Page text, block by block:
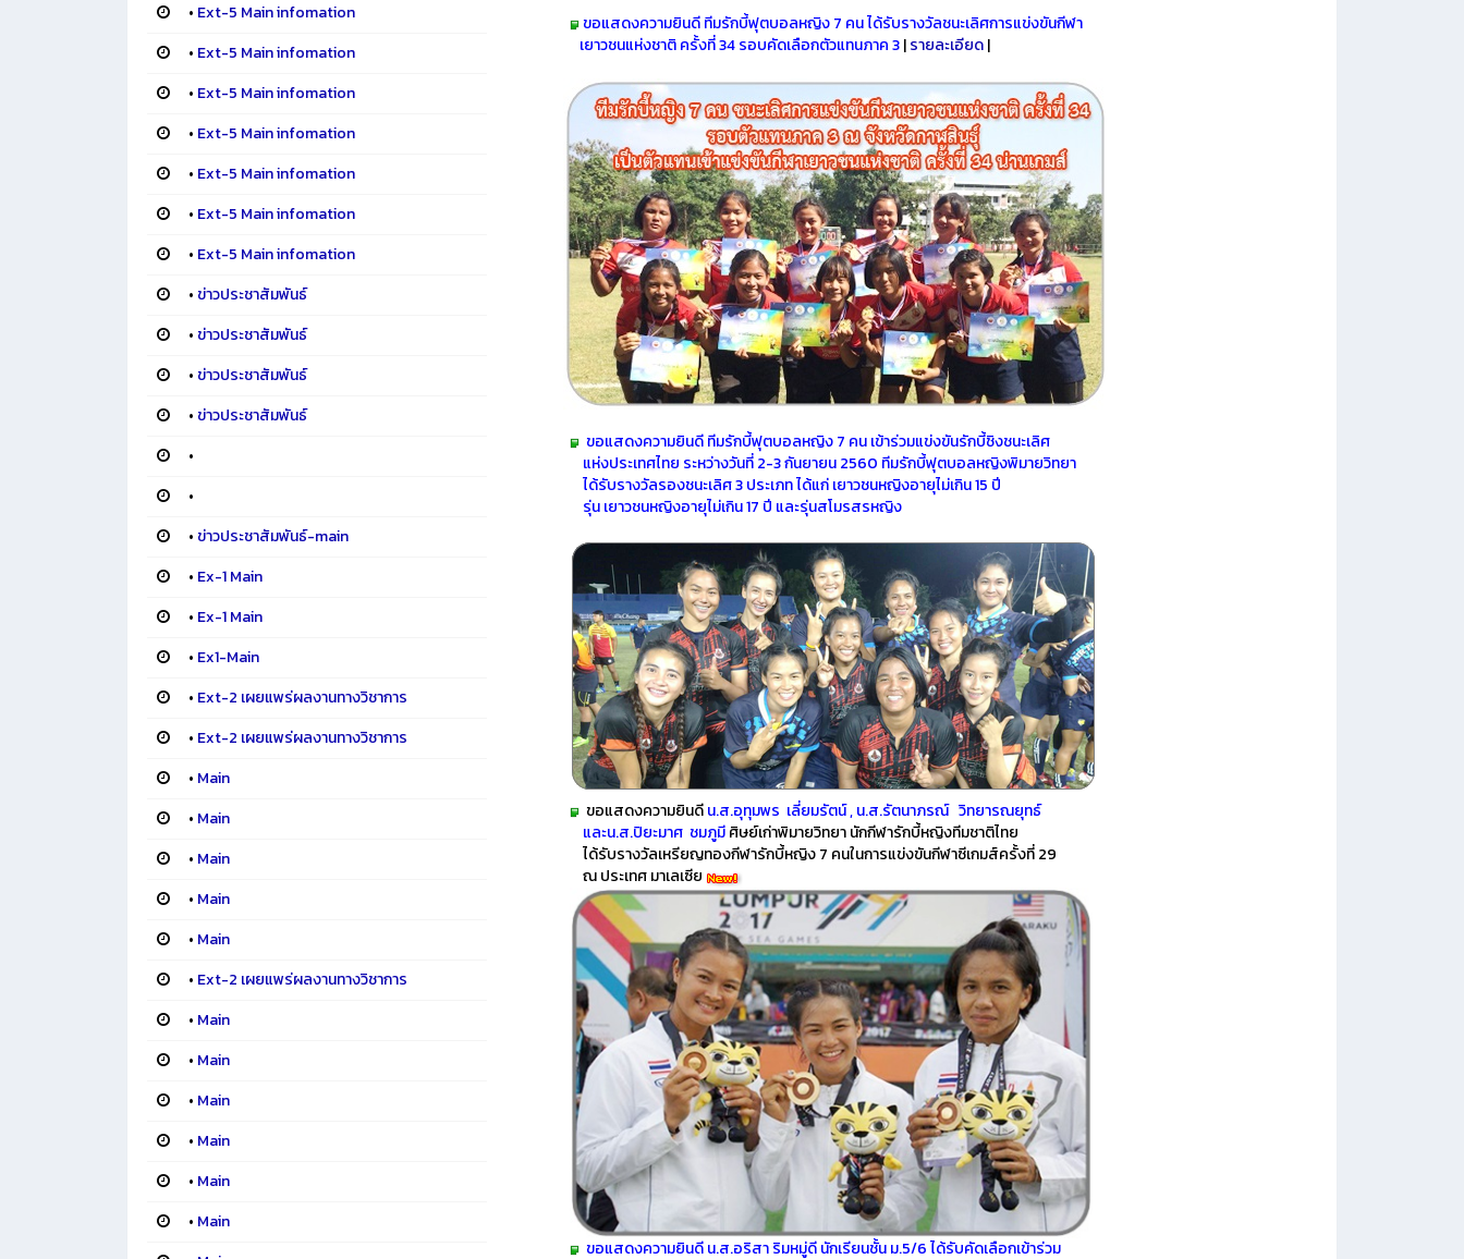
• Ext-5 Main infomation
• Ext-5 Main infomation
• Ext-5 Main infomation
• Ext-5 Main infomation
• Ext-5 Main infomation
• Ext-5 Main infomation
• Ext-5 Main infomation
• ข่าวประชาสัมพันธ์
• ข่าวประชาสัมพันธ์
• ข่าวประชาสัมพันธ์
• ข่าวประชาสัมพันธ์
•
•
• ข่าวประชาสัมพันธ์-main
• Ex-1 Main
• Ex-1 Main
• Ex1-Main
• Ext-2 เผยแพร่ผลงานทางวิชาการ
• Ext-2 เผยแพร่ผลงานทางวิชาการ
• Main
• Main
• Main
• Main
• Main
• Ext-2 เผยแพร่ผลงานทางวิชาการ
• Main
• Main
• Main
• Main
• Main
• Main
ขอแสดงความยินดี ทีมรักบี้ฟุตบอลหญิง 7 คน ได้รับรางวัลชนะเลิศการแข่งขันกีฬา
เยาวชนแห่งชาติ ครั้งที่ 34 รอบคัดเลือกตัวแทนภาค 3|รายละเอียด|
ขอแสดงความยินดี ทีมรักบี้ฟุตบอลหญิง 7 คน เข้าร่วมแข่งขันรักบี้ชิงชนะเลิศ
แห่งประเทศไทย ระหว่างวันที่ 2-3 กันยายน 2560 ทีมรักบี้ฟุตบอลหญิงพิมายวิทยา
ได้รับรางวัลรองชนะเลิศ 3 ประเภท ได้แก่ เยาวชนหญิงอายุไม่เกิน 15 ปี
รุ่น เยาวชนหญิงอายุไม่เกิน 17 ปี และรุ่นสโมรสรหญิง
ขอแสดงความยินดีน.ส.อุทุมพร เลี่ยมรัตน์ , น.ส.รัตนาภรณ์ วิทยารณยุทธ์
และน.ส.ปิยะมาศ ชมภูมีศิษย์เก่าพิมายวิทยา นักกีฬารักบี้หญิงทีมชาติไทย
ได้รับรางวัลเหรียญทองกีฬารักบี้หญิง 7 คนในการแข่งขันกีฬาซีเกมส์ครั้งที่ 29
ณ ประเทศ มาเลเซีย
ขอแสดงความยินดี น.ส.อริสา ริมหมู่ดี นักเรียนชั้น ม.5/6 ได้รับคัดเลือกเข้าร่วม